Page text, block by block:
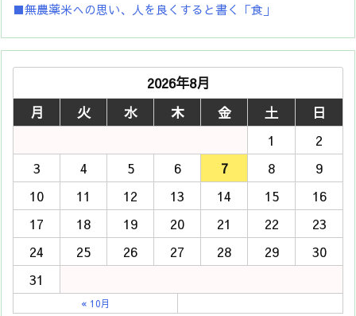
■無農薬米への思い、人を良くすると書く「食」
2026年8月
月
火 水 木 金 土
日
1
2
3
4 5 6 7 8
9
10
11 12 13 14 15
16
17
18 19 20 21 22
23
24
25 26 27 28 29
30
31
« 10月